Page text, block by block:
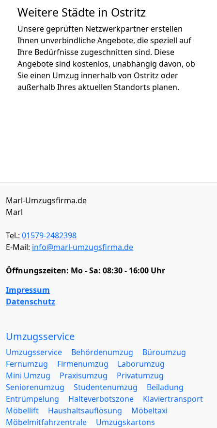
Weitere Städte in Ostritz
Unsere geprüften Netzwerkpartner erstellen
Ihnen unverbindliche Angebote, die speziell auf
Ihre Bedürfnisse zugeschnitten sind. Diese
Angebote sind kostenlos, unabhängig davon, ob
Sie einen Umzug innerhalb von Ostritz oder
außerhalb Ihres aktuellen Standorts planen.
Marl-Umzugsfirma.de
Marl
Tel.: 01579-2482398
E-Mail: info@marl-umzugsfirma.de
Öffnungszeiten: Mo - Sa: 08:30 - 16:00 Uhr
Impressum
Datenschutz
Umzugsservice
Umzugsservice Behördenumzug
Büroumzug
Fernumzug
Firmenumzug
Laborumzug
Mini Umzug
Praxisumzug
Privatumzug
Seniorenumzug
Studentenumzug
Beiladung
Entrümpelung
Halteverbotszone
Klaviertransport
Möbellift
Haushaltsauflösung
Möbeltaxi
Möbelmitfahrzentrale
Umzugskartons